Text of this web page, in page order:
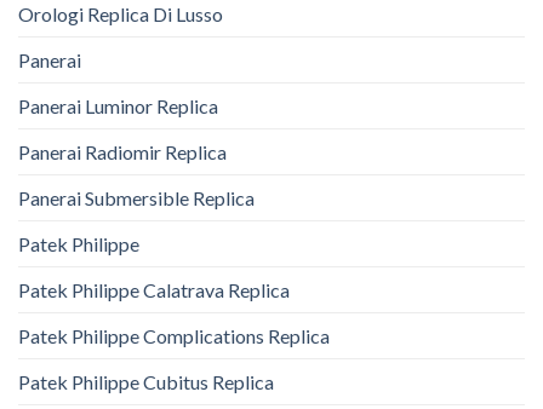
Orologi Replica Di Lusso
Panerai
Panerai Luminor Replica
Panerai Radiomir Replica
Panerai Submersible Replica
Patek Philippe
Patek Philippe Calatrava Replica
Patek Philippe Complications Replica
Patek Philippe Cubitus Replica